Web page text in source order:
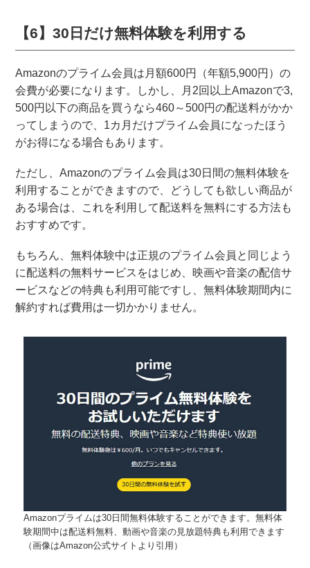
【6】30日だけ無料体験を利用する
Amazonのプライム会員は月額600円（年額5,900円）の
会費が必要になります。しかし、月2回以上Amazonで3,
500円以下の商品を買うなら460～500円の配送料がかか
ってしまうので、1カ月だけプライム会員になったほう
がお得になる場合もあります。
ただし、Amazonのプライム会員は30日間の無料体験を
利用することができますので、どうしても欲しい商品が
ある場合は、これを利用して配送料を無料にする方法も
おすすめです。
もちろん、無料体験中は正規のプライム会員と同じよう
に配送料の無料サービスをはじめ、映画や音楽の配信サ
ービスなどの特典も利用可能ですし、無料体験期間内に
解約すれば費用は一切かかりません。
Amazonプライムは30日間無料体験することができます。無料体
験期間中は配送料無料、動画や音楽の見放題特典も利用できます
（画像はAmazon公式サイトより引用）